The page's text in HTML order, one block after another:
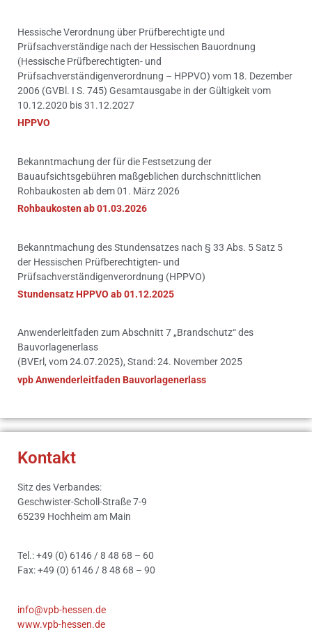
Hessische Verordnung über Prüfberechtigte und
Prüfsachverständige nach der Hessischen Bauordnung
(Hessische Prüfberechtigten- und
Prüfsachverständigenverordnung – HPPVO) vom 18. Dezember
2006 (GVBl. I S. 745) Gesamtausgabe in der Gültigkeit vom
10.12.2020 bis 31.12.2027
HPPVO
Bekanntmachung der für die Festsetzung der
Bauaufsichtsgebühren maßgeblichen durchschnittlichen
Rohbaukosten ab dem 01. März 2026
Rohbaukosten ab 01.03.2026
Bekanntmachung des Stundensatzes nach § 33 Abs. 5 Satz 5
der Hessischen Prüfberechtigten- und
Prüfsachverständigenverordnung (HPPVO)
Stundensatz HPPVO ab 01.12.2025
Anwenderleitfaden zum Abschnitt 7 „Brandschutz“ des
Bauvorlagenerlass
(BVErl, vom 24.07.2025), Stand: 24. November 2025
vpb Anwenderleitfaden Bauvorlagenerlass
Kontakt
Sitz des Verbandes:
Geschwister-Scholl-Straße 7-9
65239 Hochheim am Main
Tel.: +49 (0) 6146 / 8 48 68 – 60
Fax: +49 (0) 6146 / 8 48 68 – 90
info@vpb-hessen.de
www.vpb-hessen.de